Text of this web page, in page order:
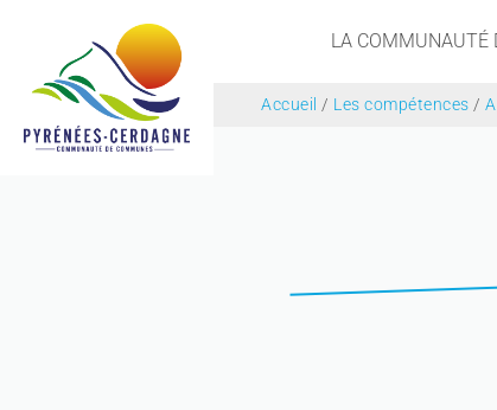
LA COMMUNAUTÉ
Accueil / Les compétences /